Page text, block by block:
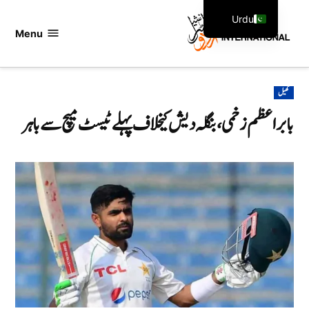
Menu
POSTED
IN
کھیل
بابر اعظم زخمی، بنگلہ دیش کیخلاف پہلے ٹیسٹ میچ سے باہر
Urdu
English